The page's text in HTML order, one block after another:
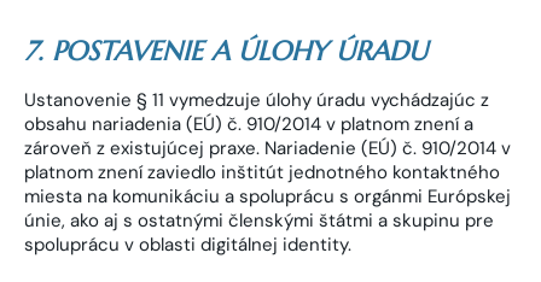
7. POSTAVENIE A ÚLOHY ÚRADU
Ustanovenie § 11 vymedzuje úlohy úradu vychádzajúc z
obsahu nariadenia (EÚ) č. 910/2014 v platnom znení a
zároveň z existujúcej praxe. Nariadenie (EÚ) č. 910/2014 v
platnom znení zaviedlo inštitút jednotného kontaktného
miesta na komunikáciu a spoluprácu s orgánmi Európskej
únie, ako aj s ostatnými členskými štátmi a skupinu pre
spoluprácu v oblasti digitálnej identity.